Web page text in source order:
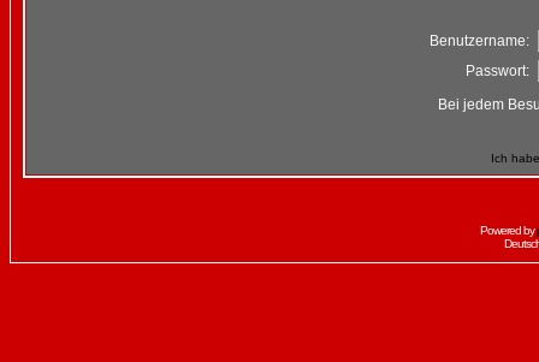
Benutzername:
Passwort:
Bei jedem
Ich
Powered by